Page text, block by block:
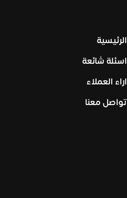
الرئيسية
اسئلة شائعة
اراء العملاء
تواصل معنا